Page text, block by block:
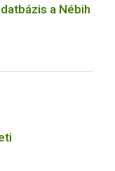
a Nébih